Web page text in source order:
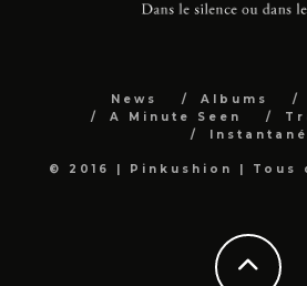
News Albums
A Minute Seen
© 2016 | Pinkushion | Tous